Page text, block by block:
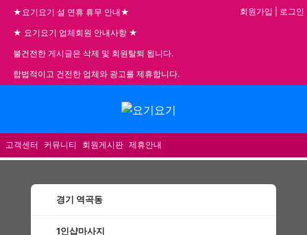
★요기요기 설 연휴 휴무 안내★
★ 요기요기 업체회원 안내사항 ★
불건전한 게시글은 삭제 및 회원탈퇴 됩니다.
합법적이고 건전한 업체와 광고를 제휴합니다.
회원가입 로그인
고객센터 커뮤니티 회원게시판 제휴안내
경기 역곡동
1인샵마사지